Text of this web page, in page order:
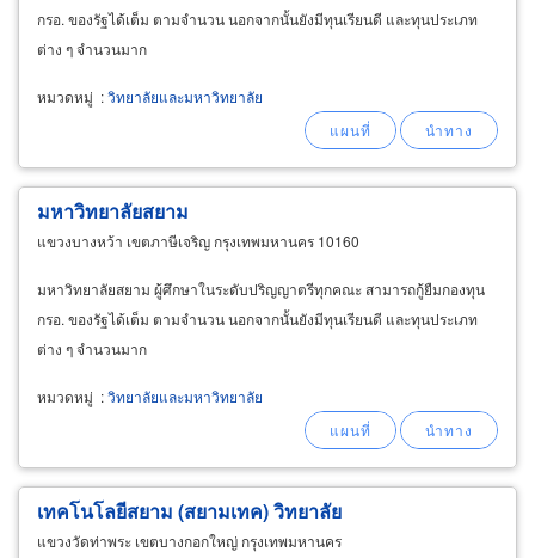
กรอ. ของรัฐได้เต็ม ตามจำนวน นอกจากนั้นยังมีทุนเรียนดี และทุนประเภท
ต่าง ๆ จำนวนมาก
หมวดหมู่ :วิทยาลัยและมหาวิทยาลัย
มหาวิทยาลัยสยาม
แขวงบางหว้า เขตภาษีเจริญ กรุงเทพมหานคร 10160
มหาวิทยาลัยสยาม ผู้ศึกษาในระดับปริญญาตรีทุกคณะ สามารถกู้ยืมกองทุน
กรอ. ของรัฐได้เต็ม ตามจำนวน นอกจากนั้นยังมีทุนเรียนดี และทุนประเภท
ต่าง ๆ จำนวนมาก
หมวดหมู่ :วิทยาลัยและมหาวิทยาลัย
เทคโนโลยีสยาม (สยามเทค) วิทยาลัย
แขวงวัดท่าพระ เขตบางกอกใหญ่ กรุงเทพมหานคร